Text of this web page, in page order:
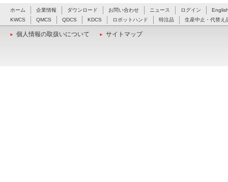
ホーム 企業情報 ダウンロード お問い合わせ ニュース ログイン
KWCS
QMCS QDCS KDCS ロボットハンド 特注品 生産中止・代替え
個人情報の取扱いについて サイトマップ